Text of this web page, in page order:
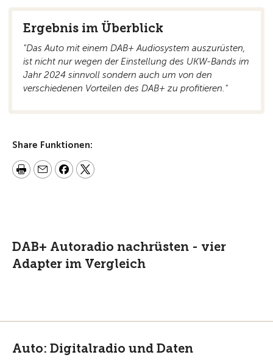
Ergebnis im Überblick
"Das Auto mit einem DAB+ Audiosystem auszurüsten,
ist nicht nur wegen der Einstellung des UKW-Bands im
Jahr 2024 sinnvoll sondern auch um von den
verschiedenen Vorteilen des DAB+ zu profitieren."
Share Funktionen:
DAB+ Autoradio nachrüsten - vier
Adapter im Vergleich
Auto: Digitalradio und Daten